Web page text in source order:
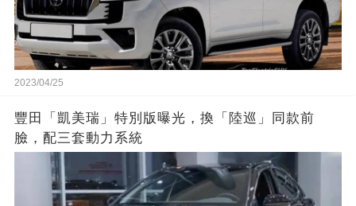
2023/04/25
豐田「凱美瑞」特別版曝光，換「陸巡」同款前
臉，配三套動力系統